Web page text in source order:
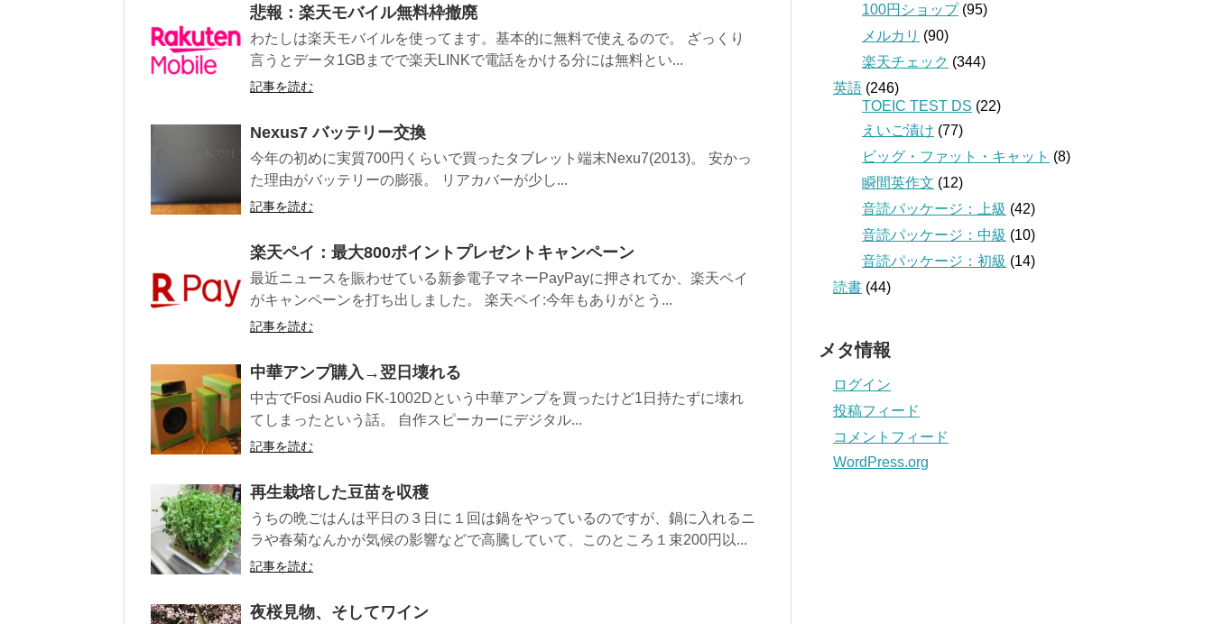
悲報：楽天モバイル無料枠撤廃
わたしは楽天モバイルを使ってます。基本的に無料で使えるので。 ざっくり
言うとデータ1GBまでで楽天LINKで電話をかける分には無料とい...
記事を読む
Nexus7 バッテリー交換
今年の初めに実質700円くらいで買ったタブレット端末Nexu7(2013)。 安かっ
た理由がバッテリーの膨張。 リアカバーが少し...
記事を読む
楽天ペイ：最大800ポイントプレゼントキャンペーン
最近ニュースを賑わせている新参電子マネーPayPayに押されてか、楽天ペイ
がキャンペーンを打ち出しました。 楽天ペイ:今年もありがとう...
記事を読む
中華アンプ購入→翌日壊れる
中古でFosi Audio FK-1002Dという中華アンプを買ったけど1日持たずに壊れ
てしまったという話。 自作スピーカーにデジタル...
記事を読む
再生栽培した豆苗を収穫
うちの晩ごはんは平日の３日に１回は鍋をやっているのですが、鍋に入れるニ
ラや春菊なんかが気候の影響などで高騰していて、このところ１束200円以...
記事を読む
夜桜見物、そしてワイン
100円ショップ(95)
メルカリ (90)
楽天チェック (344)
英語 (246)
TOEIC TEST DS (22)
えいご漬け (77)
ビッグ・ファット・キャット (8)
瞬間英作文 (12)
音読パッケージ：上級 (42)
音読パッケージ：中級 (10)
音読パッケージ：初級 (14)
読書 (44)
メタ情報
ログイン
投稿フィード
コメントフィード
WordPress.org